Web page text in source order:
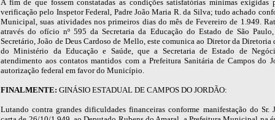
A fim de que fossem constatadas as condições satisfatórias mínimas
verificação pelo Inspetor Federal, Padre João Maria R. da Silva; tudo achado
Municipal, suas atividades nos primeiros dias do mês de Fevereiro de 1.949.
através do ofício nº 595 da Secretaria da Educação do Estado de São
Secretário, João de Deus Cardoso de Mello, este comunica ao Diretor da Diretoria
do Ministério da Educação e Saúde, que a Secretaria de Estado de
atendimento aos contatos mantidos com a Prefeitura Sanitária de Campos do
autorização federal em favor do Município.
FINALMENTE: GINÁSIO ESTADUAL DE CAMPOS DO JORDÃO:
Lutando contra grandes dificuldades financeiras conforme manifestação do Sr.